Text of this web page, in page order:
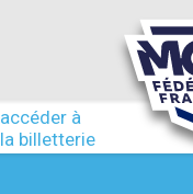
accéder à
la billetterie
du 24/09/2026 au 27/09/2026